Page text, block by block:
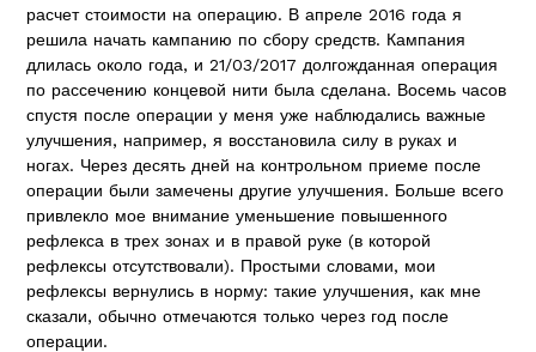
расчет стоимости на операцию. В апреле 2016 года я
решила начать кампанию по сбору средств. Кампания
длилась около года, и 21/03/2017 долгожданная операция
по рассечению концевой нити была сделана. Восемь часов
спустя после операции у меня уже наблюдались важные
улучшения, например, я восстановила силу в руках и
ногах. Через десять дней на контрольном приеме после
операции были замечены другие улучшения. Больше всего
привлекло мое внимание уменьшение повышенного
рефлекса в трех зонах и в правой руке (в которой
рефлексы отсутствовали). Простыми словами, мои
рефлексы вернулись в норму: такие улучшения, как мне
сказали, обычно отмечаются только через год после
операции.